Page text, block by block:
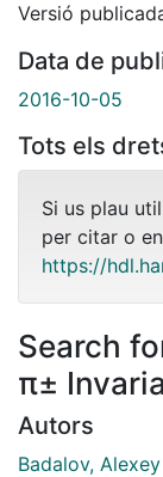
Versió
Data de
2016-10-05
Tots els
Si us plau
per citar o
https://
Search
π±
Autors
Badalov, Alexey